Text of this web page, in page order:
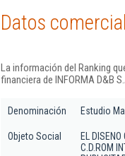
Datos
La información del Ranking
financiera de INFORMA D&B
Denominación Estudio
Objeto Social
EL
C.D.ROM